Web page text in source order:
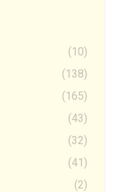
(10)
(138)
(165)
(43)
(32)
(41)
(2)